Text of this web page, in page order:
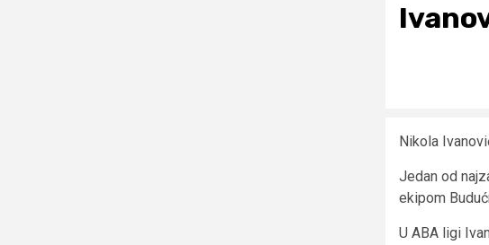
Nikola
Jedan od
ekipom
U ABA ligi